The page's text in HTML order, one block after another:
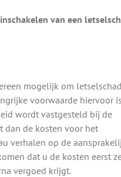
van een
mogelijk om
voorwaarde hiervoor
wordt vastgesteld bij de
dan de kosten voor het
verhalen op de
dat u de kosten eerst
vergoed krijgt.